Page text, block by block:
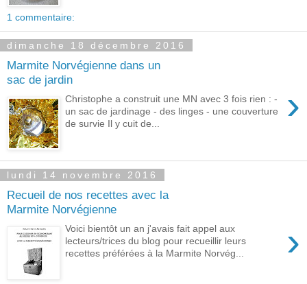
1 commentaire:
dimanche 18 décembre 2016
Marmite Norvégienne dans un
sac de jardin
›
Christophe a construit une MN avec 3 fois rien : -
un sac de jardinage - des linges - une couverture
de survie Il y cuit de...
lundi 14 novembre 2016
Recueil de nos recettes avec la
Marmite Norvégienne
›
Voici bientôt un an j'avais fait appel aux
lecteurs/trices du blog pour recueillir leurs
recettes préférées à la Marmite Norvég...